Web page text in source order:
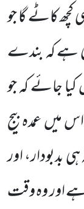
کاٹے گا جو
ہے کہ بندے
جائے کہ جو
عمدہ بیج
بدبودار، اور
ہے اور وہ وقت